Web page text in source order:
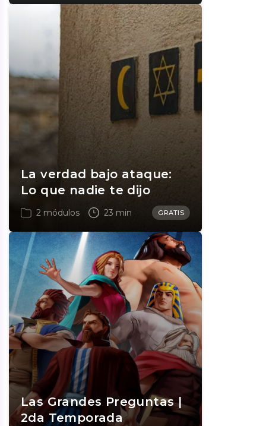
La verdad bajo ataque:
Lo que nadie te dijo
2 módulos 23 min GRATIS
Las Grandes Preguntas |
2da Temporada